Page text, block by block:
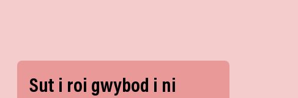
Sut i roi gwybod i ni